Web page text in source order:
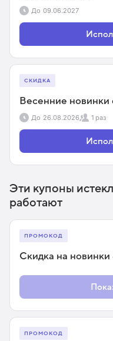
До 09.06.2027
СКИДКА
Весенние новинки
До 26.08.2026 1 раз
Эти купоны
работают
ПРОМОКОД
Скидка на новинки
ПРОМОКОД